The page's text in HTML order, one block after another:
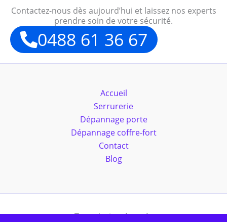
Contactez-nous dès aujourd’hui et laissez nos experts
prendre soin de votre sécurité.
0488 61 36 67
Accueil
Serrurerie
Dépannage porte
Dépannage coffre-fort
Contact
Blog
Tous droits réservés